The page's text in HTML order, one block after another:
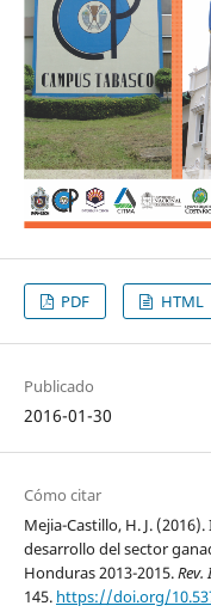
PDF HTML
Publicado
2016-01-30
Cómo citar
Mejia-Castillo, H. J.
desarrollo del sector
Honduras 2013-2015.
145. https://doi.org/